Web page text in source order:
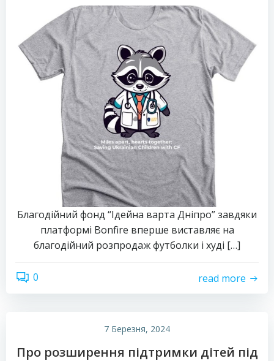
Благодійний фонд “Ідейна варта Дніпро” завдяки
платформі Bonfire вперше виставляє на
благодійний розпродаж футболки і худі […]
0 read more
7 Березня, 2024
Про розширення підтримки дітей під